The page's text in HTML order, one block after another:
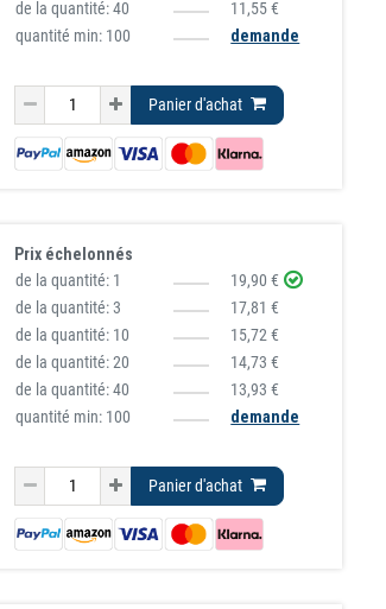
de la quantité:40
11,55 €
quantité min: 100
demande
Panier d'achat
Prix échelonnés
de la quantité: 1
19,90 €
de la quantité:3
17,81 €
de la quantité: 10
15,72 €
de la quantité:20
14,73 €
de la quantité:40
13,93 €
quantité min: 100
demande
Panier d'achat